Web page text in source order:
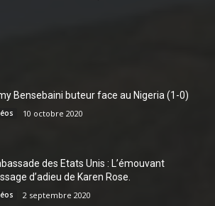
Bensebaini buteur face au Nigeria (1-0)
10 octobre 2020
des Etats Unis : L’émouvant
d’adieu de Karen Rose.
2 septembre 2020